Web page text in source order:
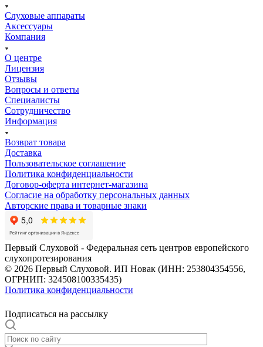
Слуховые аппараты
Аксессуары
Компания
О центре
Лицензия
Отзывы
Вопросы и ответы
Специалисты
Сотрудничество
Информация
Возврат товара
Доставка
Пользовательское соглашение
Политика конфиденциальности
Договор-оферта интернет-магазина
Согласие на обработку персональных данных
Авторские права и товарные знаки
Первый Слуховой - Федеральная сеть центров европейского
слухопротезирования
© 2026 Первый Слуховой. ИП Новак (ИНН: 253804354556,
ОГРНИП: 324508100335435)
Политика конфиденциальности
Подписаться на рассылку